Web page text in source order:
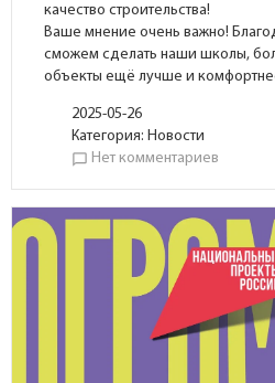
качество строительства!
Ваше мнение очень важно!
сможем сделать наши школы,
объекты ещё лучше и
2025-05-26
Категория: Новости
chat_bubble_outline Нет комментариев